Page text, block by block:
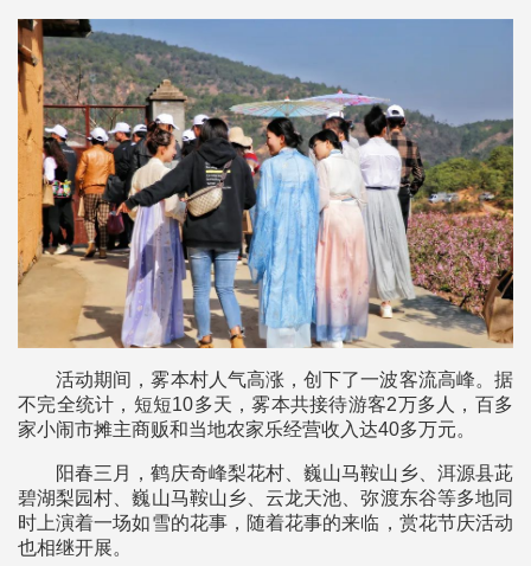
活动期间，雾本村人气高涨，创下了一波客流高峰。据
不完全统计，短短10多天，雾本共接待游客2万多人，百多
家小闹市摊主商贩和当地农家乐经营收入达40多万元。
阳春三月，鹤庆奇峰梨花村、巍山马鞍山乡、洱源县茈
碧湖梨园村、巍山马鞍山乡、云龙天池、弥渡东谷等多地同
时上演着一场如雪的花事，随着花事的来临，赏花节庆活动
也相继开展。